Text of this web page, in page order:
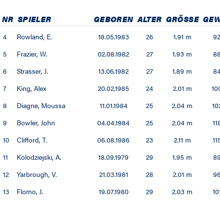
01 / 02
00 / 01
97 / 98
90 / 91
NR SPIELER GEBOREN ALTER GRÖSSE
4 Rowland, E. 18.05.1983 26 1.91 m
5
Frazier, W. 02.08.1982 27 1.93 m
6
Strasser, J. 13.06.1982 27 1.89 m
7
King, Alex 20.02.1985 24 2.01 m
8
Diagne, Moussa 11.01.1984 25 2.04 m
9
Bowler, John 04.04.1984 25 2.04 m
10
Clifford, T. 06.08.1986 23 2.11 m
11
Kolodziejski, A. 18.09.1979 29 1.95 m
12
Yarbrough, V. 21.03.1981 28 2.01 m
13
Flomo, J. 19.07.1980 29 2.03 m